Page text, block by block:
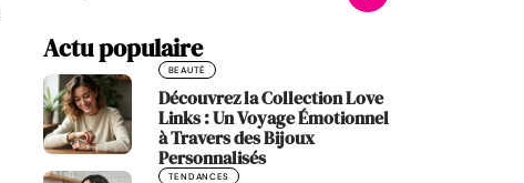
Actu populaire
BEAUTÉ
Découvrez la Collection Love
Links : Un Voyage Émotionnel
à Travers des Bijoux
Personnalisés
TENDANCES